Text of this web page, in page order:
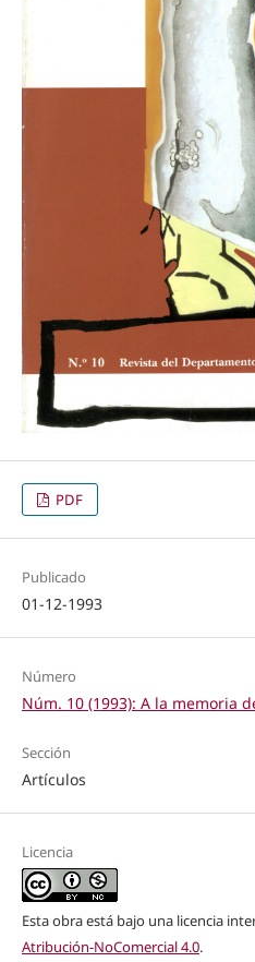
PDF
Publicado
01-12-1993
Número
Núm. 10 (1993): A la memoria
Sección
Artículos
Licencia
Esta obra está bajo una licencia
Atribución-NoComercial 4.0.